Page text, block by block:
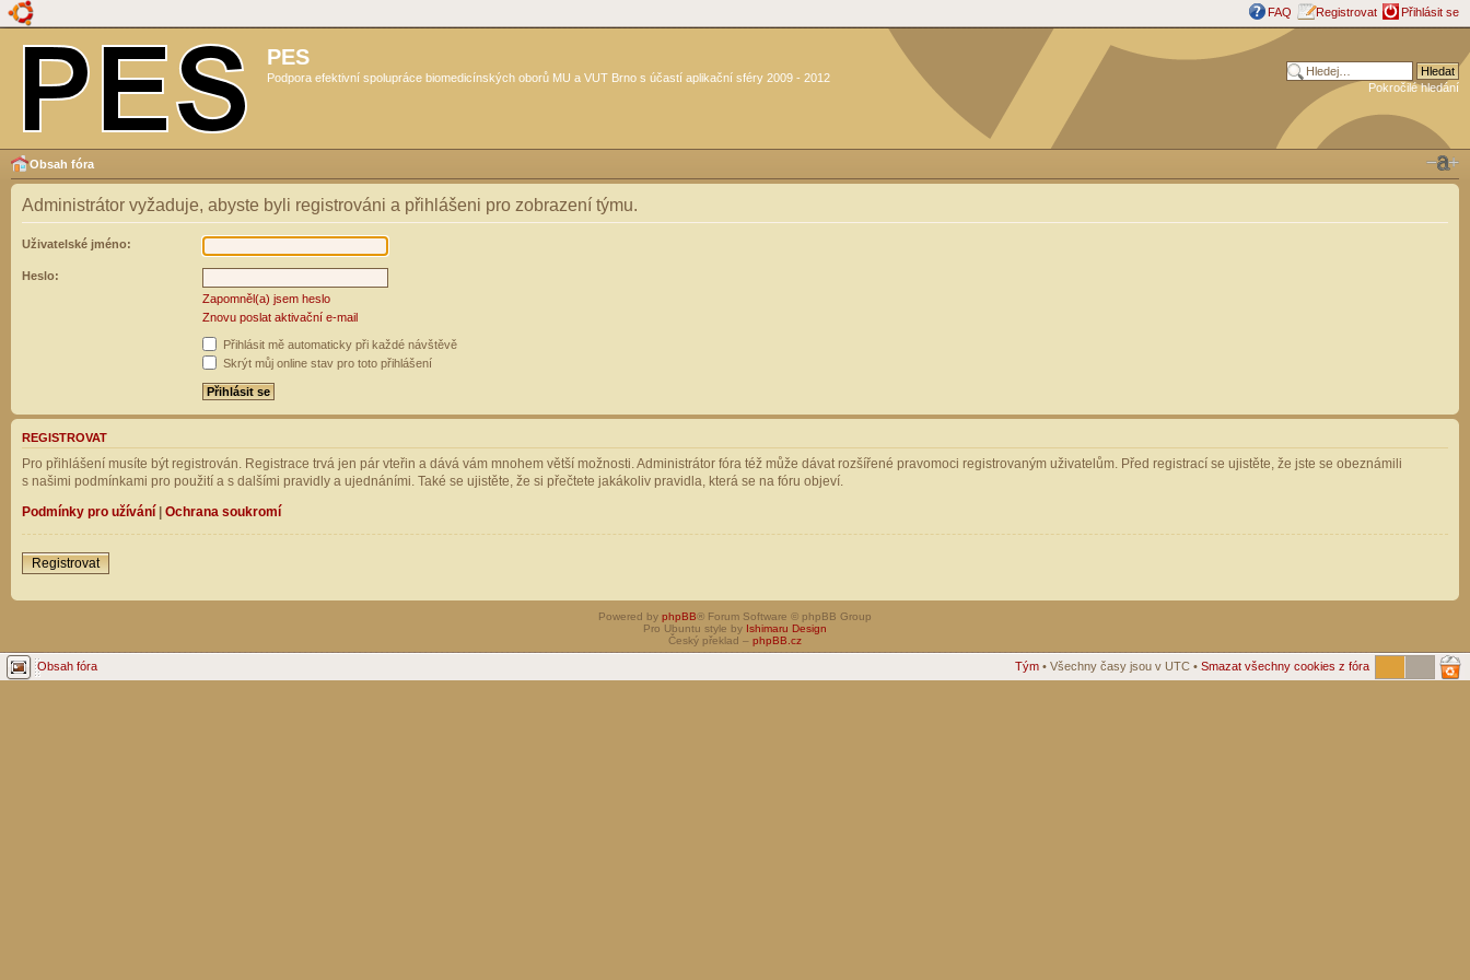
FAQ Registrovat Přihlásit se
PES
Podpora efektivní spolupráce biomedicínských oborů MU a VUT Brno s účastí aplikační sféry 2009 - 2012
Pokročilé hledání
Obsah fóra
Administrátor vyžaduje, abyste byli registrováni a přihlášeni pro zobrazení týmu.
Uživatelské jméno:
Heslo:
Zapomněl(a) jsem heslo
Znovu poslat aktivační e-mail
Přihlásit mě automaticky při každé návštěvě
Skrýt můj online stav pro toto přihlášení
REGISTROVAT
Pro přihlášení musíte být registrován. Registrace trvá jen pár vteřin a dává vám mnohem větší možnosti. Administrátor fóra též může dávat rozšířené pravomoci registrovaným uživatelům. Před registrací se ujistěte, že jste se obeznámili
s našimi podmínkami pro použití a s dalšími pravidly a ujednáními. Také se ujistěte, že si přečtete jakákoliv pravidla, která se na fóru objeví.
Podmínky pro užívání | Ochrana soukromí
Registrovat
Powered by phpBB® Forum Software © phpBB Group
Pro Ubuntu style by Ishimaru Design
Český překlad – phpBB.cz
Obsah fóra Tým • Všechny časy jsou v UTC • Smazat všechny cookies z fóra